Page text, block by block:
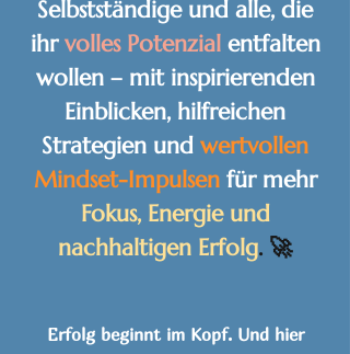
Selbstständige und alle, die
ihrvolles Potenzial entfalten
wollen – mit inspirierenden
Einblicken, hilfreichen
Strategien und wertvollen
Mindset-Impulsen für mehr
Fokus, Energie und
nachhaltigen Erfolg. 🚀
Erfolg beginnt im Kopf. Und hier